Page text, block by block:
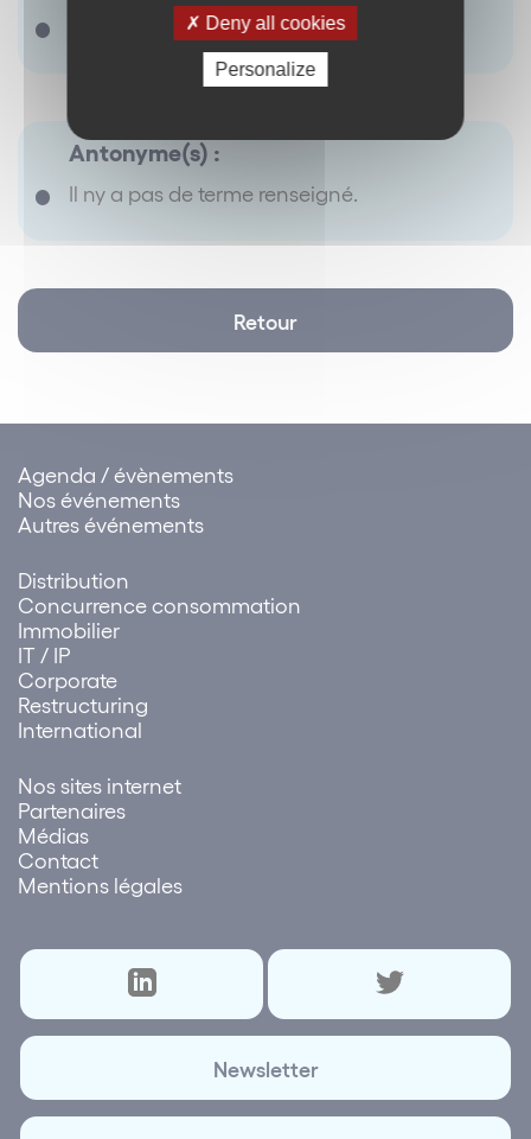
capital de marque, capital-marque
Antonyme(s) :
Il ny a pas de terme renseigné.
Retour
Agenda / évènements
Nos événements
Autres événements
Distribution
Concurrence consommation
Immobilier
IT / IP
Corporate
Restructuring
International
Nos sites internet
Partenaires
Médias
Contact
Mentions légales
Newsletter
Deny all cookies
Personalize